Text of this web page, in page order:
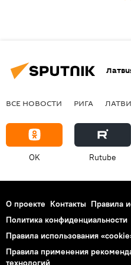
ВСЕ НОВОСТИ РИГА
OK Rutube
О проекте Контакты Правила
Политика конфиденциальности
Правила использования
Правила применения
технологий